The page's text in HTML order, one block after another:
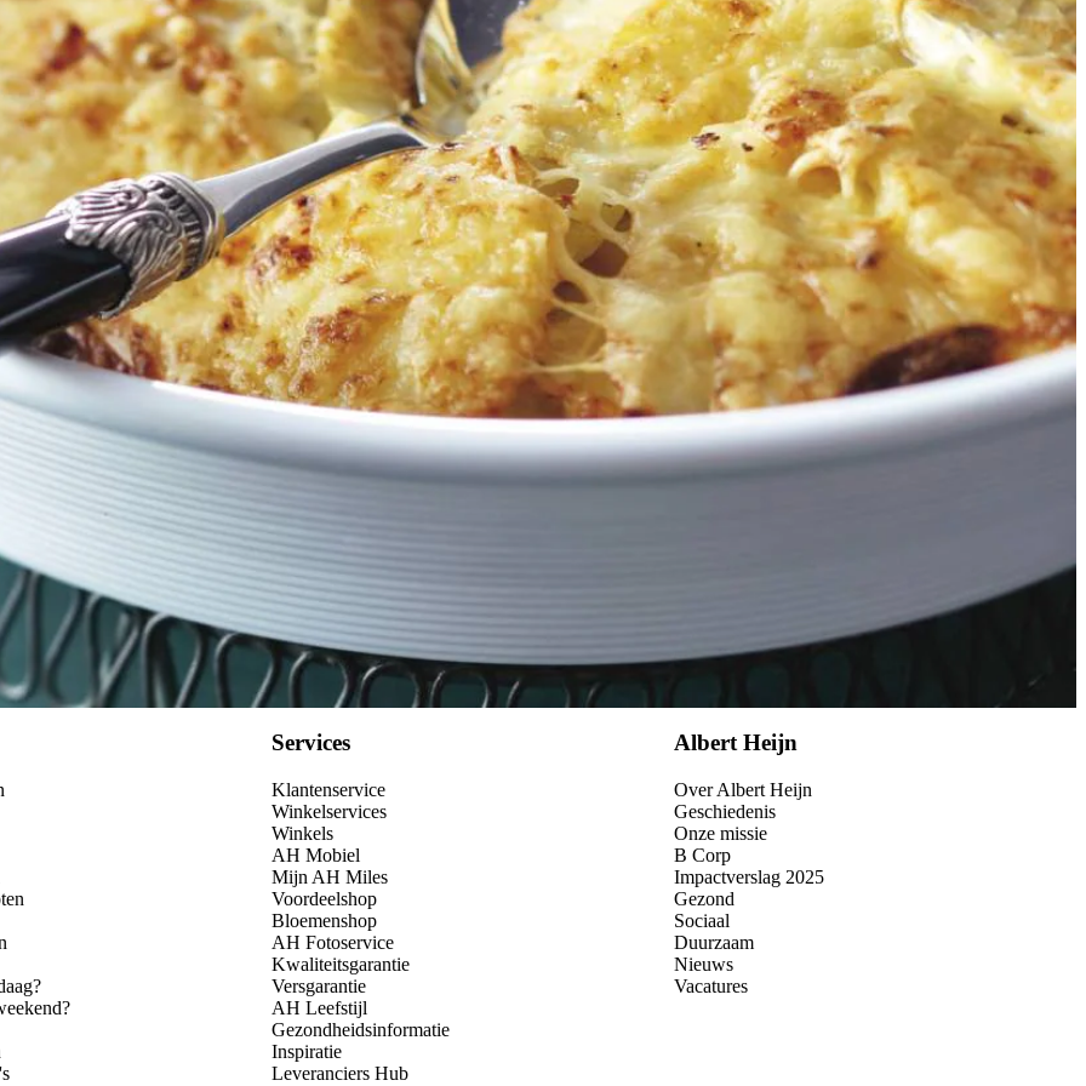
Kies producten
Wat vond je van dit recept?
Services
Klantenservice
Winkelservices
Winkels
AH Mobiel
Mijn AH Miles
Voordeelshop
Bloemenshop
AH Fotoservice
Kwaliteitsgarantie
Versgarantie
AH Leefstijl
Gezondheidsinformatie
Inspiratie
Leveranciers Hub
Albert Heijn
Over Albert Heijn
Geschiedenis
Onze missie
B Corp
Impactverslag 2025
Gezond
Sociaal
Duurzaam
Nieuws
Vacatures